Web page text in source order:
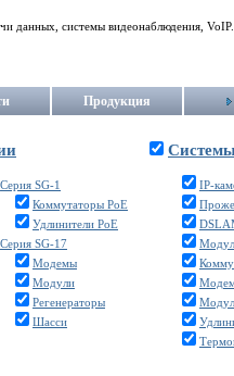
данных, системы видеонаблюдения, VoIP.
Продукция
Серия SG-1
Коммутаторы PoE
Удлинители PoE
Серия SG-17
Модемы
Модули
Регенераторы
Шасси
IP-